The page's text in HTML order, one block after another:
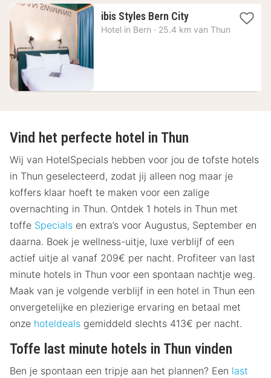
ibis Styles Bern City1
nacht
Hotel in Bern · 25.4 km van Thun
Vind het perfecte hotel in Thun
Wij van HotelSpecials hebben voor jou de tofste hotels
in Thun geselecteerd, zodat jij alleen nog maar je
koffers klaar hoeft te maken voor een zalige
overnachting in Thun. Ontdek 1 hotels in Thun met
toffe Specials en extra’s voor Augustus, September en
daarna. Boek je wellness-uitje, luxe verblijf of een
actief uitje al vanaf 209€ per nacht. Profiteer van last
minute hotels in Thun voor een spontaan nachtje weg.
Maak van je volgende verblijf in een hotel in Thun een
onvergetelijke en plezierige ervaring en betaal met
onze hoteldeals gemiddeld slechts 413€ per nacht.
Toffe last minute hotels in Thun vinden
Ben je spontaan een tripje aan het plannen? Een last